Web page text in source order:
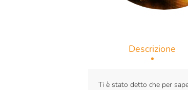
Descrizione
Ti è stato detto che per